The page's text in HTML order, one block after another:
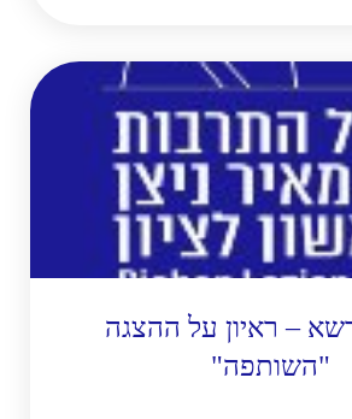
– ראיון על ההצגה
"השותפה"